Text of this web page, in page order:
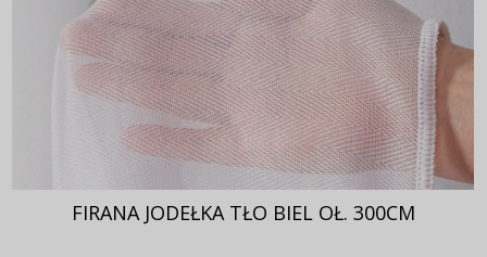
FIRANA JODEŁKA TŁO BIEL OŁ. 300CM